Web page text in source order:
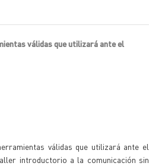
válidas que utilizará ante el
válidas que utilizará ante el
introductorio a la comunicación sin